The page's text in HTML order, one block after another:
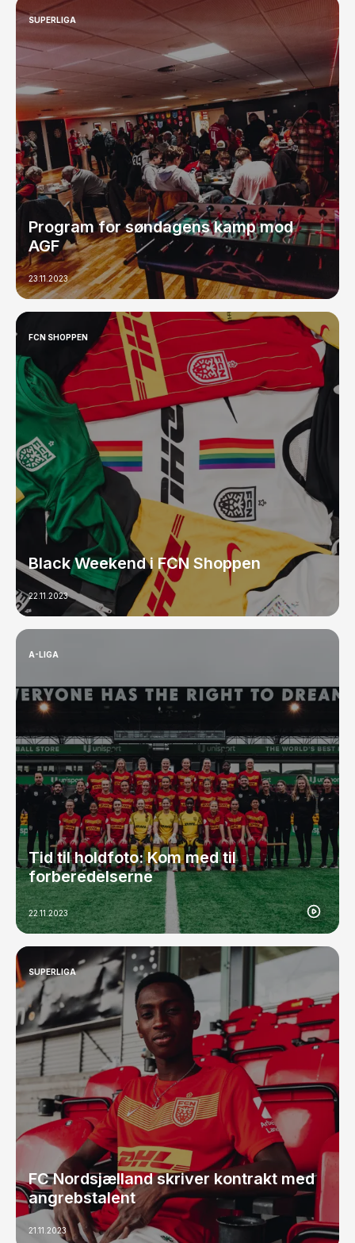
SUPERLIGA
Program for søndagens kamp mod
AGF
23.11.2023
FCN SHOPPEN
Black Weekend i FCN Shoppen
22.11.2023
A-LIGA
Tid til holdfoto: Kom med til
forberedelserne
22.11.2023
SUPERLIGA
FC Nordsjælland skriver kontrakt med
angrebstalent
21.11.2023